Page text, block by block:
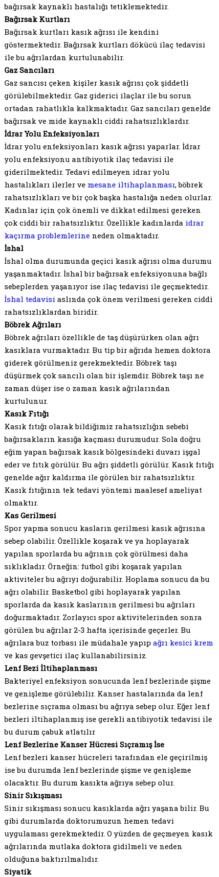
bağırsak kaynaklı hastalığı tetiklemektedir.
Bağırsak Kurtları
Bağırsak kurtları kasık ağrısı ile kendini
göstermektedir. Bağırsak kurtları dökücü ilaç tedavisi
ile bu ağrılardan kurtulunabilir.
Gaz Sancıları
Gaz sancısı çeken kişiler kasık ağrısı çok şiddetli
görülebilmektedir. Gaz giderici ilaçlar ile bu sorun
ortadan rahatlıkla kalkmaktadır. Gaz sancıları genelde
bağırsak ve mide kaynaklı ciddi rahatsızlıklardır.
İdrar Yolu Enfeksiyonları
İdrar yolu enfeksiyonları kasık ağrısı yaparlar. İdrar
yolu enfeksiyonu antibiyotik ilaç tedavisi ile
giderilmektedir. Tedavi edilmeyen idrar yolu
hastalıkları ilerler ve mesane iltihaplanması, böbrek
rahatsızlıkları ve bir çok başka hastalığa neden olurlar.
Kadınlar için çok önemli ve dikkat edilmesi gereken
çok ciddi bir rahatsızlıktır. Özellikle kadınlarda idrar
kaçırma problemlerineneden olmaktadır.
İshal
İshal olma durumunda geçici kasık ağrısı olma durumu
yaşanmaktadır. İshal bir bağırsak enfeksiyonuna bağlı
sebeplerden yaşanıyor ise ilaç tedavisi ile geçmektedir.
İshal tedavisi aslında çok önem verilmesi gereken ciddi
rahatsızlıklardan biridir.
Böbrek Ağrıları
Böbrek ağrıları özellikle de taş düşürürken olan ağrı
kasıklara vurmaktadır. Bu tip bir ağrıda hemen doktora
giderek görülmeniz gerekmektedir. Böbrek taşı
düşürmek çok sancılı olan bir işlemdir. Böbrek taşı ne
zaman düşer ise o zaman kasık ağrılarından
kurtulunur.
Kasık Fıtığı
Kasık fıtığı olarak bildiğimiz rahatsızlığın sebebi
bağırsakların kasığa kaçması durumudur. Sola doğru
eğim yapan bağırsak kasık bölgesindeki duvarı işgal
eder ve fıtık görülür. Bu ağrı şiddetli görülür. Kasık fıtığı
genelde ağır kaldırma ile görülen bir rahatsızlıktır.
Kasık fıtığının tek tedavi yöntemi maalesef ameliyat
olmaktır.
Kas Gerilmesi
Spor yapma sonucu kasların gerilmesi kasık ağrısına
sebep olabilir. Özellikle koşarak ve ya hoplayarak
yapılan sporlarda bu ağrının çok görülmesi daha
sıklıkladır. Örneğin: futbol gibi koşarak yapılan
aktiviteler bu ağrıyı doğurabilir. Hoplama sonucu da bu
ağrı olabilir. Basketbol gibi hoplayarak yapılan
sporlarda da kasık kaslarının gerilmesi bu ağrıları
doğurmaktadır. Zorlayıcı spor aktivitelerinden sonra
görülen bu ağrılar 2-3 hafta içerisinde geçerler. Bu
ağrılara buz torbası ile müdahale yapıp ağrı kesici krem
ve kas gevşetici ilaç kullanabilirsiniz.
Lenf Bezi İltihaplanması
Bakteriyel enfeksiyon sonucunda lenf bezlerinde şişme
ve genişleme görülebilir. Kanser hastalarında da lenf
bezlerine sıçrama olması bu ağrıya sebep olur. Eğer lenf
bezleri iltihaplanmış ise gerekli antibiyotik tedavisi ile
bu durum çabuk atlatılır
Lenf Bezlerine Kanser Hücresi Sıçramış İse
Lenf bezleri kanser hücreleri tarafından ele geçirilmiş
ise bu durumda lenf bezlerinde şişme ve genişleme
olacaktır. Bu durum kasıkta ağrıya sebep olur.
Sinir Sıkışması
Sinir sıkışması sonucu kasıklarda ağrı yaşana bilir. Bu
gibi durumlarda doktorumuzun hemen tedavi
uygulaması gerekmektedir. O yüzden de geçmeyen kasık
ağrılarında mutlaka doktora gidilmeli ve neden
olduğuna baktırılmalıdır.
Siyatik